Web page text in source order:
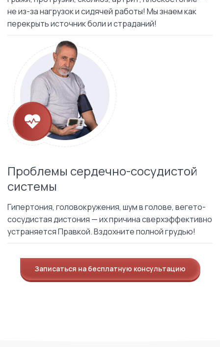
не из-за нагрузок и сидячей работы! Мы знаем как
перекрыть источник боли и страданий!
Проблемы сердечно-сосудистой
системы
Гипертония, головокружения, шум в голове, вегето-
сосудистая дистония — их причина сверхэффективно
устраняется Правкой. Вздохните полной грудью!
Записаться на бесплатную консультацию